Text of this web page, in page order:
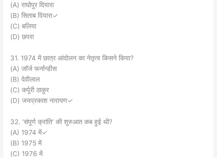
(A) राघोपुर दियारा
(B) सिताब दियारा✓
(C) बलिया
(D) छपरा
31. 1974 में छात्र आंदोलन का नेतृत्व किसने किया?
(A) जॉर्ज फर्नान्डीस
(B) देवीलाल
(C) कर्पूरी ठाकुर
(D) जयप्रकाश नारायण✓
32. ‘संपूर्ण क्रांति’ की शुरुआत कब हुई थी?
(A) 1974 में✓
(B) 1975 में
(C) 1976 में